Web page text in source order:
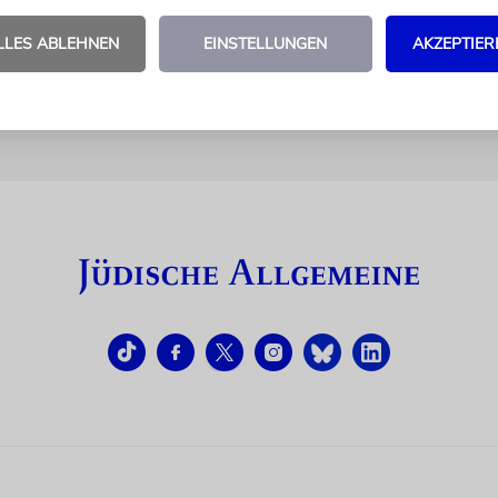
ABLEHNEN EINSTELLUNGEN